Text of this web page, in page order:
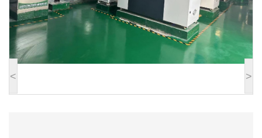
< >